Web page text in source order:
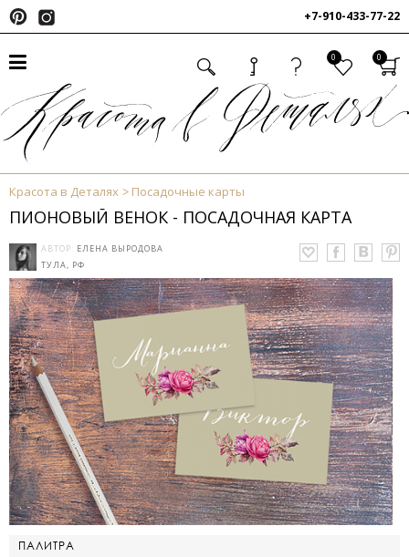
+7-910-433-77-22
0 0
Красота в Деталях Посадочные карты
ПИОНОВЫЙ ВЕНОК - ПОСАДОЧНАЯ КАРТА
АВТОР: ЕЛЕНА ВЫРОДОВА
ТУЛА, РФ
ПАЛИТРА